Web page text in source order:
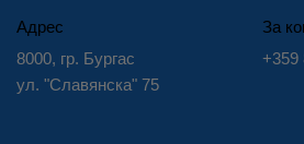
Адрес
8000, гр. Бургас
ул. "Славянска" 75
За
+359